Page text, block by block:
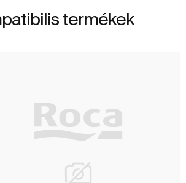
termékek